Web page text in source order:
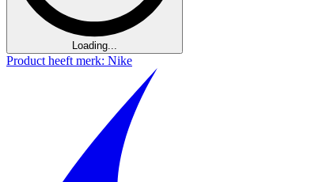
Loading...
Product heeft merk: Nike